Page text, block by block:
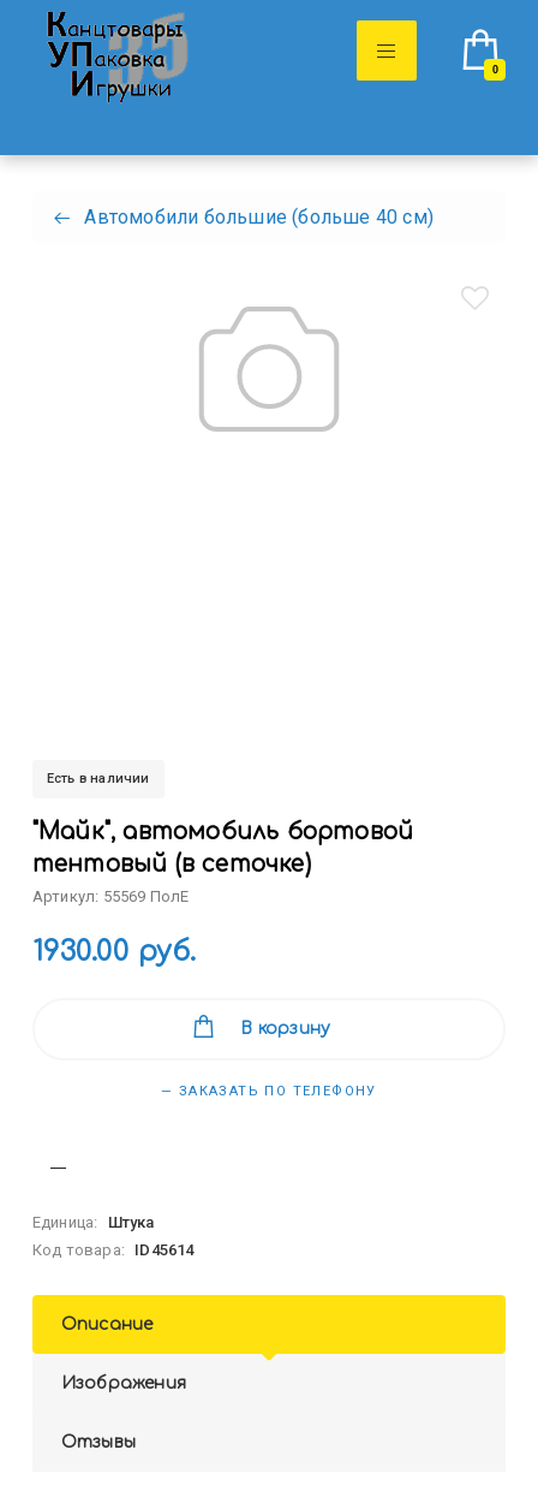
0
Автомобили большие (больше 40 см)
Есть в наличии
"Майк", автомобиль бортовой
тентовый (в сеточке)
Артикул: 55569 ПолЕ
1930.00 руб.
В корзину
— ЗАКАЗАТЬ ПО ТЕЛЕФОНУ
Единица:
Штука
Код товара:
ID45614
Описание
Изображения
Отзывы